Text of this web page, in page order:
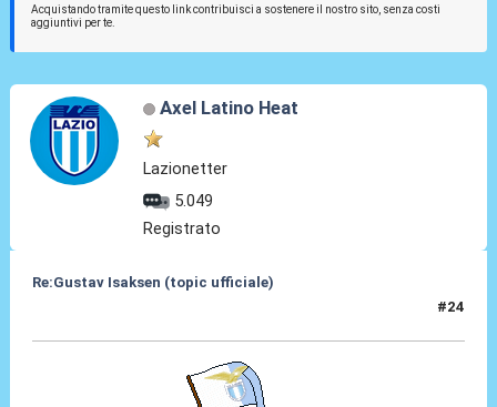
Acquistando tramite questo link contribuisci a sostenere il nostro sito, senza costi
aggiuntivi per te.
Axel Latino Heat
Lazionetter
5.049
Registrato
Re:Gustav Isaksen (topic ufficiale)
#24